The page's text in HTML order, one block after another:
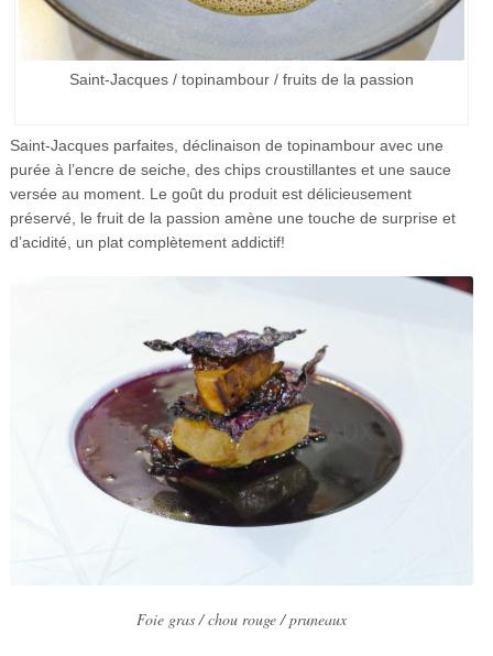
Saint-Jacques / topinambour / fruits de la passion
Saint-Jacques parfaites, déclinaison de topinambour avec une
purée à l’encre de seiche, des chips croustillantes et une sauce
versée au moment. Le goût du produit est délicieusement
préservé, le fruit de la passion amène une touche de surprise et
d’acidité, un plat complètement addictif!
Foie gras / chou rouge / pruneaux